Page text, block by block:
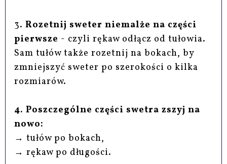
3.Rozetnij sweter niemalże na części
pierwsze - czyli rękaw odłącz od tułowia.
Sam tułów także rozetnij na bokach, by
zmniejszyć sweter po szerokości o kilka
rozmiarów.
4. Poszczególne części swetra zszyj na
nowo:
→ tułów po bokach,
→ rękaw po długości.